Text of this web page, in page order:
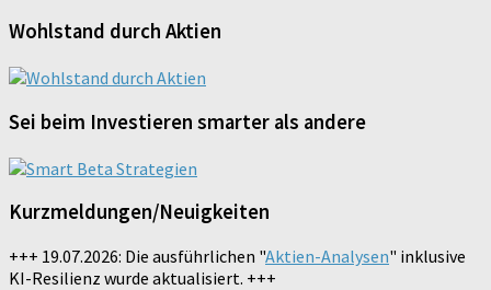
Wohlstand durch Aktien
Sei beim Investieren smarter als andere
Kurzmeldungen/Neuigkeiten
+++ 19.07.2026: Die ausführlichen "Aktien-Analysen" inklusive
KI-Resilienz wurde aktualisiert. +++